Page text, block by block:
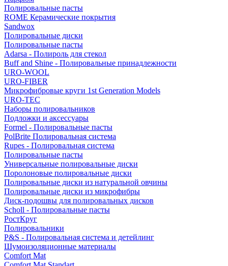
Полировальные пасты
ROME Керамические покрытия
Sandwox
Полировальные диски
Полировальные пасты
Adarsa - Полироль для стекол
Buff and Shine - Полировальные принадлежности
URO-WOOL
URO-FIBER
Микрофибровые круги 1st Generation Models
URO-TEC
Наборы полировальников
Подложки и аксессуары
Formel - Полировальные пасты
PolBrite Полировальная система
Rupes - Полировальная система
Полировальные пасты
Универсальные полировальные диски
Поролоновые полировальные диски
Полировальные диски из натуральной овчины
Полировальные диски из микрофибры
Диск-подошвы для полировальных дисков
Scholl - Полировальные пасты
РостКруг
Полировальники
P&S - Полировальная система и детейлинг
Шумоизоляционные материалы
Comfort Mat